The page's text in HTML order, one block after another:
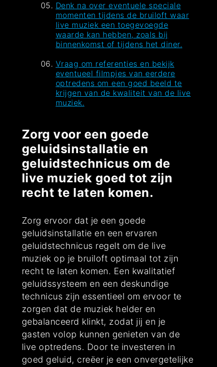
Denk na over eventuele speciale
momenten tijdens de bruiloft waar
live muziek een toegevoegde
waarde kan hebben, zoals bij
binnenkomst of tijdens het diner.
Vraag om referenties en bekijk
eventueel filmpjes van eerdere
optredens om een goed beeld te
krijgen van de kwaliteit van de live
muziek.
Zorg voor een goede
geluidsinstallatie en
geluidstechnicus om de
live muziek goed tot zijn
recht te laten komen.
Zorg ervoor dat je een goede
geluidsinstallatie en een ervaren
geluidstechnicus regelt om de live
muziek op je bruiloft optimaal tot zijn
recht te laten komen. Een kwalitatief
geluidssysteem en een deskundige
technicus zijn essentieel om ervoor te
zorgen dat de muziek helder en
gebalanceerd klinkt, zodat jij en je
gasten volop kunnen genieten van de
live optredens. Door te investeren in
goed geluid, creëer je een onvergetelijke